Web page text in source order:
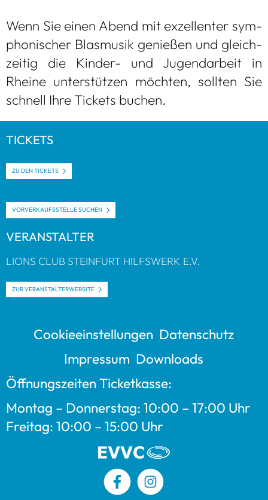
Wenn Sie einen Abend mit exzel­len­ter sym­
pho­ni­scher Blas­mu­sik genie­ßen und gleich­
zei­tig die Kin­der- und Jugend­ar­beit in
Rheine unter­stüt­zen möch­ten, soll­ten Sie
schnell Ihre Tickets buchen.
TICKETS
ZU DEN TICKETS
VOR­VER­KAUFS­STELLE SUCHEN
VER­AN­STAL­TER
LIONS CLUB STEIN­FURT HILFS­WERK E.V.
ZUR VER­AN­STAL­TER­WEB­SITE
Coo­kie­ein­stel­lun­gen Daten­schutz
Impres­sum Down­loads
Öff­nungs­zei­ten Ticket­kasse:
Mon­tag – Don­ners­tag: 10:00 – 17:00 Uhr
Frei­tag: 10:00 – 15:00 Uhr
FacebookInstagram